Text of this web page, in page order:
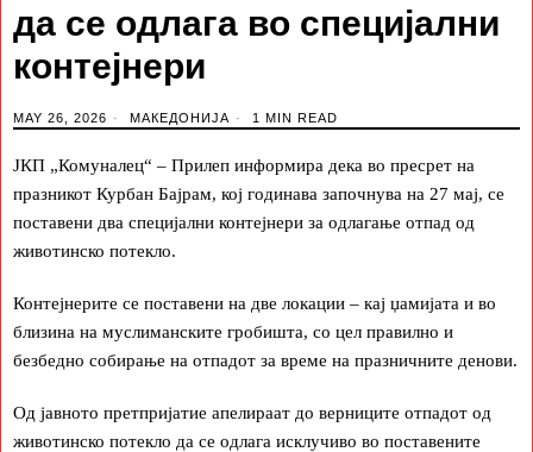
да се одлага во специјални
контејнери
MAY 26, 2026 МАКЕДОНИЈА 1 MIN READ
ЈКП „Комуналец“ – Прилеп информира дека во пресрет на
празникот Курбан Бајрам, кој годинава започнува на 27 мај, се
поставени два специјални контејнери за одлагање отпад од
животинско потекло.
Контејнерите се поставени на две локации – кај џамијата и во
близина на муслиманските гробишта, со цел правилно и
безбедно собирање на отпадот за време на празничните денови.
Од јавното претпријатие апелираат до верниците отпадот од
животинско потекло да се одлага исклучиво во поставените